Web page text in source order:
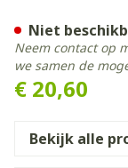
€ 20,60
Niet
Neem contact op
we samen de
Bekijk alle